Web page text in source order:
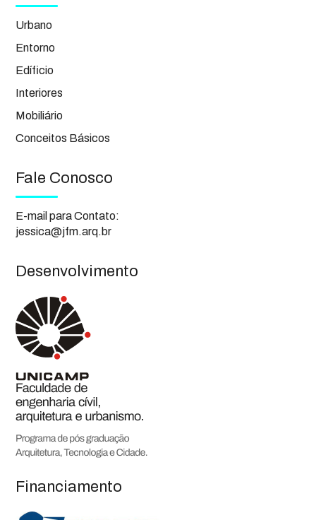
Urbano
Entorno
Edíficio
Interiores
Mobiliário
Conceitos Básicos
Fale Conosco
E-mail para Contato:
jessica@jfm.arq.br
Desenvolvimento
Financiamento